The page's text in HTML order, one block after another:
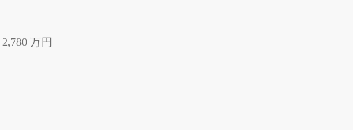
2,780 万円